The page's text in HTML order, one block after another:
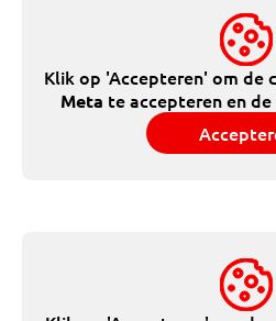
Klik op 'Accepteren' om de
Meta te accepteren en